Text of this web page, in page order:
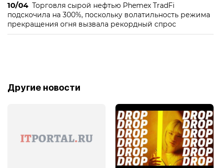
10/04 Торговля сырой нефтью Phemex TradFi
подскочила на 300%, поскольку волатильность режима
прекращения огня вызвала рекордный спрос
Другие новости